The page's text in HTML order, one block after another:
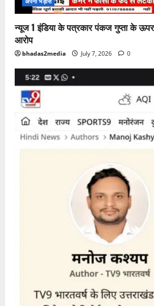
न्यूज 1 इंडिया के पत्रकार पंकज गुप्ता के
आरोप
bhadas2media July 7, 2026 0